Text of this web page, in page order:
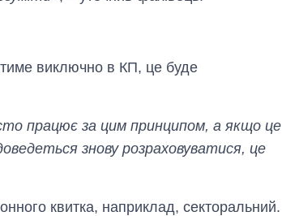
виключно в КП, це буде
працює за цим принципом, а якщо це
знову розраховуватися, це
квитка, наприклад, секторальний.